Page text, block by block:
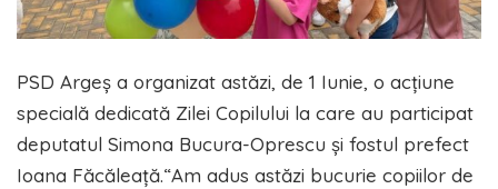
PSD Argeș a organizat astăzi, de 1 Iunie, o acțiune
specială dedicată Zilei Copilului la care au participat
deputatul Simona Bucura-Oprescu și fostul prefect
Ioana Făcăleață.“Am adus astăzi bucurie copiilor de